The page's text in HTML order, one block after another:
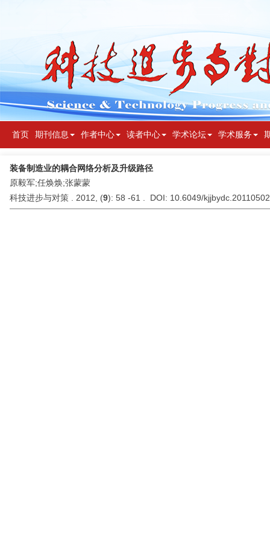
首页 期刊信息 作者中心 读者中心 学术论坛 学术服务
装备制造业的耦合网络分析及升级路径
原毅军;任焕焕;张蒙蒙
科技进步与对策 . 2012, (9): 58 -61 . DOI: 10.6049/